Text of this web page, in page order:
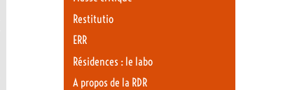
Restitutio
ERR
Résidences : le labo
A propos de la RDR